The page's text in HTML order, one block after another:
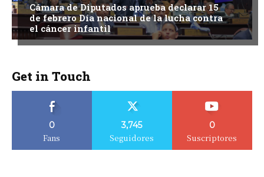
Cámara de Diputados aprueba declarar 15
de febrero Día nacional de la lucha contra
el cáncer infantil
Get in Touch
0
Fans
3,745
Seguidores
0
Suscriptores